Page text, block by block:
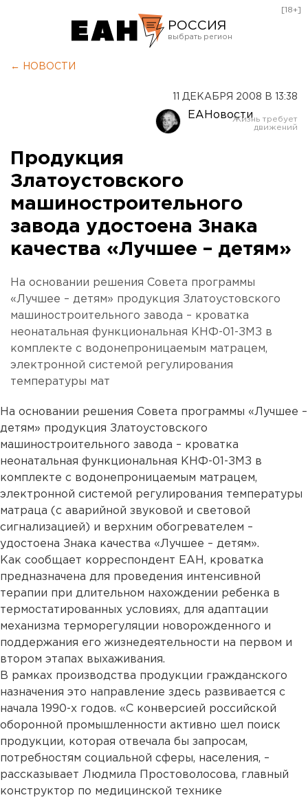
РОССИЯ
Оренбург
[18+]
← НОВОСТИ
11 ДЕКАБРЯ 2008 В 13:38
ЕАНовости
Продукция
Златоустовского
машиностроительного
завода удостоена Знака
качества «Лучшее – детям»
На основании решения Совета программы
«Лучшее – детям» продукция Златоустовского
машиностроительного завода – кроватка
неонатальная функциональная КНФ-01-ЗМЗ в
комплекте с водонепроницаемым матрацем,
электронной системой регулирования
температуры мат
На основании решения Совета программы «Лучшее –
детям» продукция Златоустовского
машиностроительного завода – кроватка
неонатальная функциональная КНФ-01-ЗМЗ в
комплекте с водонепроницаемым матрацем,
электронной системой регулирования температуры
матраца (с аварийной звуковой и световой
сигнализацией) и верхним обогревателем –
удостоена Знака качества «Лучшее – детям».
Как сообщает корреспондент ЕАН, кроватка
предназначена для проведения интенсивной
терапии при длительном нахождении ребенка в
термостатированных условиях, для адаптации
механизма терморегуляции новорожденного и
поддержания его жизнедеятельности на первом и
втором этапах выхаживания.
В рамках производства продукции гражданского
назначения это направление здесь развивается с
начала 1990-х годов. «С конверсией российской
оборонной промышленности активно шел поиск
продукции, которая отвечала бы запросам,
потребностям социальной сферы, населения, –
рассказывает Людмила Простоволосова, главный
конструктор по медицинской технике